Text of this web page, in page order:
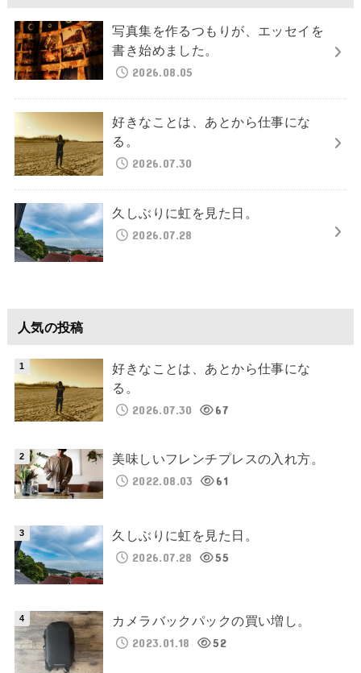
写真集を作るつもりが、エッセイを
書き始めました。
2026.08.05
好きなことは、あとから仕事にな
る。
2026.07.30
久しぶりに虹を見た日。
2026.07.28
人気の投稿
好きなことは、あとから仕事にな
る。
2026.07.30
67
美味しいフレンチプレスの入れ方。
2022.08.03
61
久しぶりに虹を見た日。
2026.07.28
55
カメラバックパックの買い増し。
2023.01.18
52